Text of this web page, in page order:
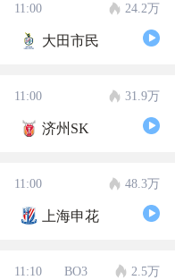
11:00 24.2万
大田市民
11:00 31.9万
济州SK
11:00 48.3万
上海申花
11:10 BO3 2.5万